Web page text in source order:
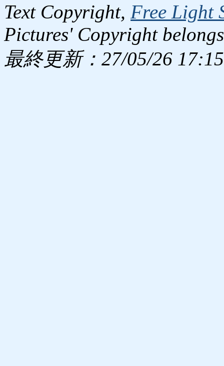
Text Copyright, Free Light
Pictures' Copyright
最終更新：27/05/26 17:15